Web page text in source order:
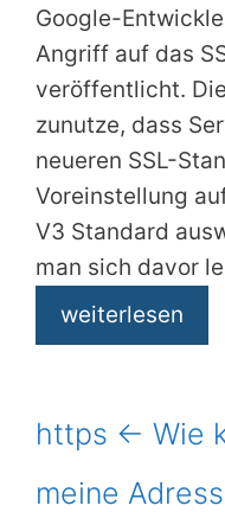
Google-
Angriff auf das
veröffentlicht.
zunutze, dass
neueren SSL-
Voreinstellung
V3 Standard
man sich davor
weiterlesen
https <- Wie
meine